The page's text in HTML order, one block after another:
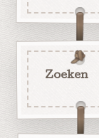
Zoeken